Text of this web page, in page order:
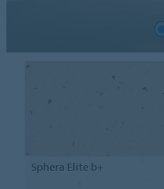
Sphera Elite b+